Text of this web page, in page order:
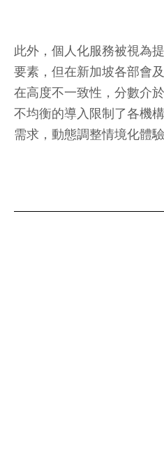
此外，個人化服務被視為
要素，但在新加坡各部會
在高度不一致性，分數介
不均衡的導入限制了各機
需求，動態調整情境化體驗